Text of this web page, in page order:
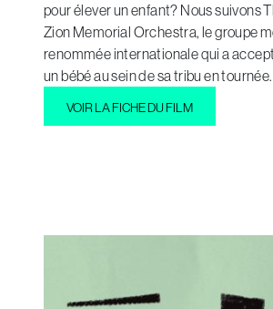
pour élever un enfant? Nous suivons
Zion Memorial Orchestra, le groupe
renommée internationale qui a
un bébé au sein de sa tribu en tournée.
VOIR LA FICHE DU FILM